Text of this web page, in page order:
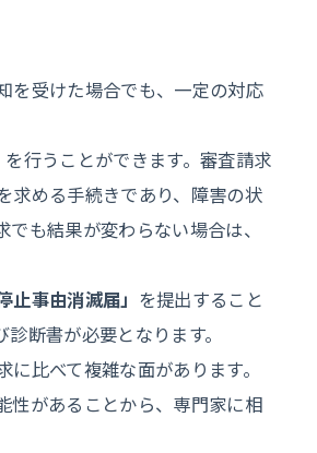
を受けた場合でも、一定の対応
行うことができます。審査請求
求める手続きであり、障害の状
も結果が変わらない場合は、
止事由消滅届」 を提出すること
断書が必要となります。
比べて複雑な面があります。
性があることから、専門家に相